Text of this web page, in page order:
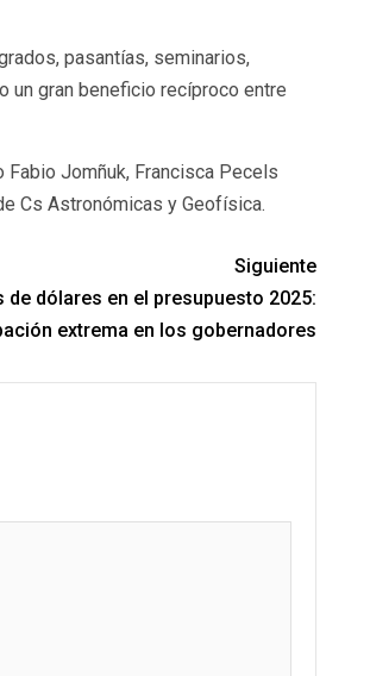
pasantías, seminarios,
un gran beneficio recíproco entre
Fabio Jomñuk, Francisca Pecels
Cs Astronómicas y Geofísica.
Siguiente
dólares en el presupuesto 2025:
extrema en los gobernadores